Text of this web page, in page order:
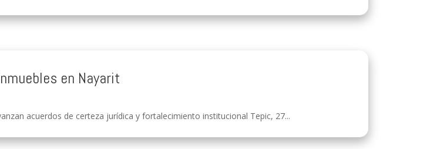
en Nayarit
acuerdos de certeza jurídica y fortalecimiento institucional Tepic, 27...